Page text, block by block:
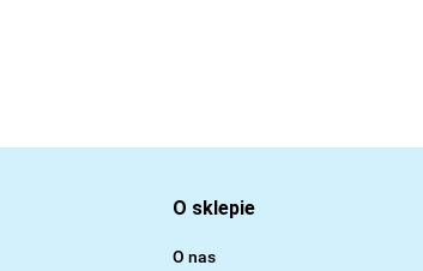
O sklepie
O nas